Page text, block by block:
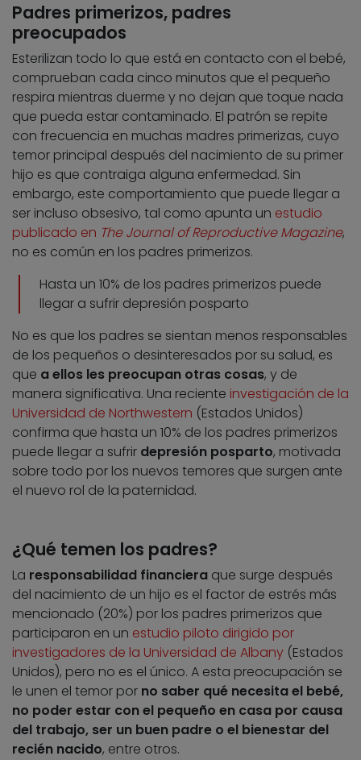
Padres primerizos, padres
preocupados
Esterilizan todo lo que está en contacto con el bebé,
comprueban cada cinco minutos que el pequeño
respira mientras duerme y no dejan que toque nada
que pueda estar contaminado. El patrón se repite
con frecuencia en muchas madres primerizas, cuyo
temor principal después del nacimiento de su primer
hijo es que contraiga alguna enfermedad. Sin
embargo, este comportamiento que puede llegar a
ser incluso obsesivo, tal como apunta un estudio
publicado en The Journal of Reproductive Magazine,
no es común en los padres primerizos.
Hasta un 10% de los padres primerizos puede
llegar a sufrir depresión posparto
No es que los padres se sientan menos responsables
de los pequeños o desinteresados por su salud, es
que a ellos les preocupan otras cosas, y de
manera significativa. Una reciente investigación de la
Universidad de Northwestern (Estados Unidos)
confirma que hasta un 10% de los padres primerizos
puede llegar a sufrir depresión posparto, motivada
sobre todo por los nuevos temores que surgen ante
el nuevo rol de la paternidad.
¿Qué temen los padres?
La responsabilidad financiera que surge después
del nacimiento de un hijo es el factor de estrés más
mencionado (20%) por los padres primerizos que
participaron en un estudio piloto dirigido por
investigadores de la Universidad de Albany (Estados
Unidos), pero no es el único. A esta preocupación se
le unen el temor por no saber qué necesita el bebé,
no poder estar con el pequeño en casa por causa
del trabajo, ser un buen padre o el bienestar del
recién nacido, entre otros.